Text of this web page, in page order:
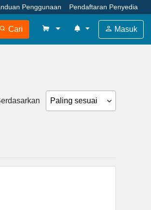
Penggunaan Pendaftaran Penyedia
Cari Masuk